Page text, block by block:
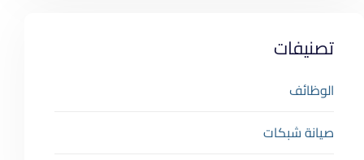
تصنيفات
الوظائف
صيانة شبكات